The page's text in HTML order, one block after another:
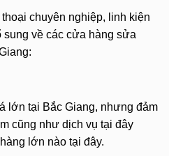
chuyên nghiệp, linh kiện
về các cửa hàng sửa
lớn tại Bắc Giang, nhưng đảm
cũng như dịch vụ tại đây
lớn nào tại đây.